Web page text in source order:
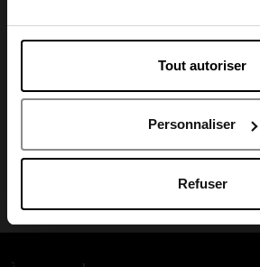
Tout autoriser
Personnaliser
Refuser
GUY LAROCHE
64,90 € Ajouter
April Belgique
April Luxembourg